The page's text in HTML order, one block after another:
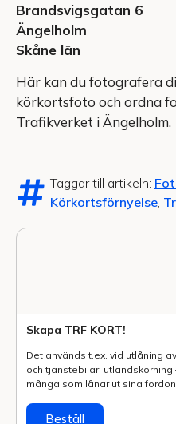
Brandsvigsgatan 6
Ängelholm
Skåne län
Här kan du fotografera
körkortsfoto och ordna
Trafikverket i Ängelholm.
Taggar till artikeln:
Körkortsförnyelse,
Skapa TRF KORT!
Det används t.ex. vid utlåning
och tjänstebilar,
många som lånar ut sina
Beställ